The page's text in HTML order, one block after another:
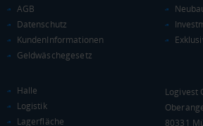
Kaufkraftindex
KAUFKRAFT - EURO PRO KOPF
AGB
Datenschutz
KundenInformationen
Geldwäschegesetz
Halle
Logistik
Lagerfläche
Logivest
80331